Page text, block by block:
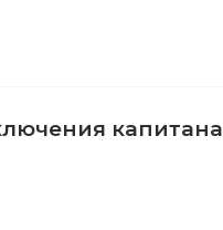
капитана